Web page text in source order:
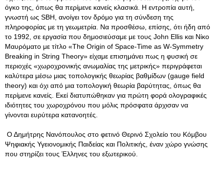
όγκο της, όπως θα περίμενε κανείς κλασικά. Η εντροπία αυτή,
γνωστή ως SBH, ανοίγει τον δρόμο για τη σύνδεση της
πληροφορίας με τη γεωμετρία. Να προσθέσω, επίσης, ότι ήδη από
το 1992, σε εργασία που δημοσιεύσαμε με τους John Ellis και Νίκο
Μαυρόματο με τίτλο «The Origin of Space-Time as W-Symmetry
Breaking in String Theory» είχαμε επισημάνει πως η φυσική σε
περιοχές «χωροχρονικής ανωμαλίας της μετρικής» περιγράφεται
καλύτερα μέσω μιας τοπολογικής θεωρίας βαθμίδων (gauge field
theory) και όχι από μια τοπολογική θεωρία βαρύτητας, όπως θα
περίμενε κανείς. Εκεί διατυπώθηκαν για πρώτη φορά ολογραφικές
ιδιότητες του χωροχρόνου που μόλις πρόσφατα άρχισαν να
γίνονται ευρύτερα κατανοητές.
Ο Δημήτρης Νανόπουλος στο φετινό Θερινό Σχολείο του Κόμβου
Ψηφιακής Υγειονομικής Παιδείας και Πολιτικής, έναν χώρο γνώσης
που στηρίζει τους Έλληνες του εξωτερικού.